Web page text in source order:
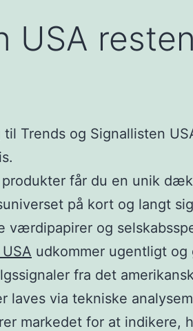
USA
til Trends og Signallisten
får du en unik
på kort og langt
værdipapirer og
udkommer ugentligt
fra det
laves via tekniske
markedet for at indikere,